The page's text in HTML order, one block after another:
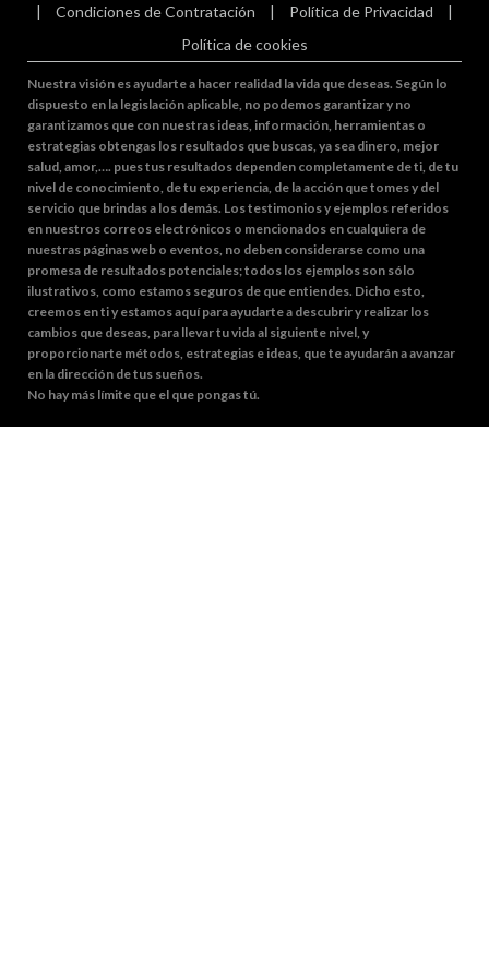
|
Condiciones de Contratación | Política de Privacidad
|
Política de cookies
Nuestra visión es ayudarte a hacer realidad la vida que deseas. Según lo
dispuesto en la legislación aplicable, no podemos garantizar y no
garantizamos que con nuestras ideas, información, herramientas o
estrategias obtengas los resultados que buscas, ya sea dinero, mejor
salud, amor,…. pues tus resultados dependen completamente de ti, de tu
nivel de conocimiento, de tu experiencia, de la acción que tomes y del
servicio que brindas a los demás. Los testimonios y ejemplos referidos
en nuestros correos electrónicos o mencionados en cualquiera de
nuestras páginas web o eventos, no deben considerarse como una
promesa de resultados potenciales; todos los ejemplos son sólo
ilustrativos, como estamos seguros de que entiendes. Dicho esto,
creemos en ti y estamos aquí para ayudarte a descubrir y realizar los
cambios que deseas, para llevar tu vida al siguiente nivel, y
proporcionarte métodos, estrategias e ideas, que te ayudarán a avanzar
en la dirección de tus sueños.
No hay más límite que el que pongas tú.